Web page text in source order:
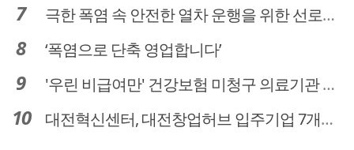
극한 폭염 속 안전한 열차 운행을 위한 선로관리
‘폭염으로 단축 영업합니다’
'우린 비급여만' 건강보험 미청구 의료기관 대전 65곳 충남 31곳
대전혁신센터, 대전창업허브 입주기업 7개사 모집